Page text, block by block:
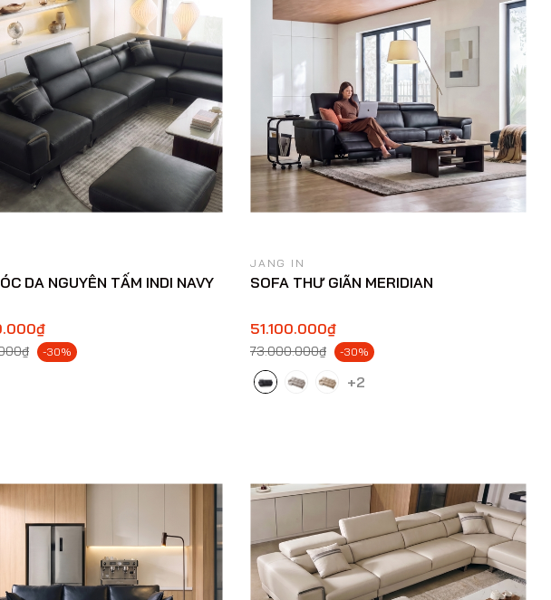
DA NGUYÊN TẤM INDI NAVY
-30%
JANG IN
SOFA THƯ GIÃN MERIDIAN
51.100.000₫
73.000.000₫ -30%
+2